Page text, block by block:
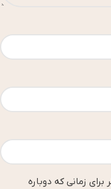
زمانی که دوباره